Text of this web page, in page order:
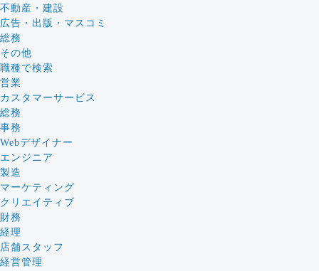
不動産・建設
広告・出版・マスコミ
総務
その他
職種で検索
営業
カスタマーサービス
総務
事務
Webデザイナー
エンジニア
製造
マーケティング
クリエイティブ
財務
経理
店舗スタッフ
経営管理